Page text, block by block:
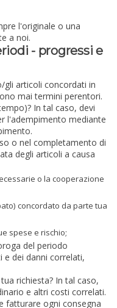
l'originale o una
a noi.
- progressi e
gli articoli concordati in
mai termini perentori.
In tal caso, devi
l'adempimento mediante
o nel completamento di
degli articoli a causa
o la cooperazione
concordato da parte tua
spese e rischio;
del periodo
dei danni correlati,
richiesta? In tal caso,
e altri costi correlati.
fatturare ogni consegna